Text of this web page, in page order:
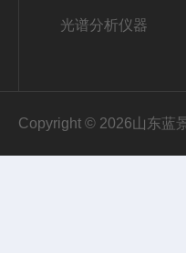
光谱分析仪器
Copyright © 2026山东蓝